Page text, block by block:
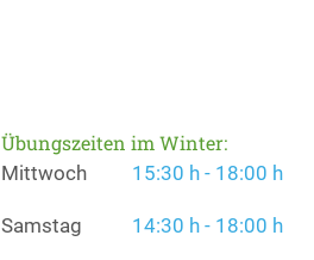
Übungszeiten im Winter:
Mittwoch 15:30 h - 18:00 h
Samstag 14:30 h - 18:00 h